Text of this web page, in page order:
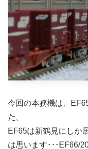
今回の本務機は、
た。
EF65は新鶴見にしか
は思います･･･EF66/